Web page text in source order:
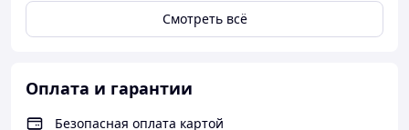
Рекомендации по эксплуатации чугунной посуды
тщательно вымыть, нагреть на плите до температуры
Смотреть всё
Оплата и гарантии
Безопасная оплата картой